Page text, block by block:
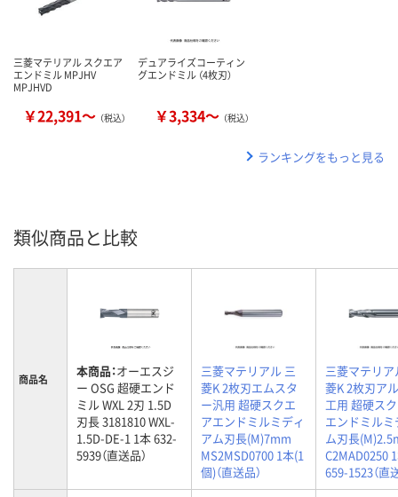
三菱マテリアル スクエア
エンドミル MPJHV
MPJHVD
￥22,391～ （税込）
デュアライズコーティン
グエンドミル （4枚刃）
￥3,334～ （税込）
ランキングをもっと見る
類似商品と比較
商品名 本商品：オーエスジ
ー OSG 超硬エンド
ミル WXL 2刃 1.5D
刃長 3181810 WXL-
1.5D-DE-1 1本 632-
5939（直送品）
三菱マテリアル 三
菱K 2枚刃エムスタ
ー汎用 超硬スクエ
アエンドミルミディ
アム刃長(M)7mm
MS2MSD0700 1本(1
個)（直送品）
三菱マテリア
菱K 2枚刃ア
工用 超硬ス
エンドミル
ム刃長
C2MAD0250
659-1523（直